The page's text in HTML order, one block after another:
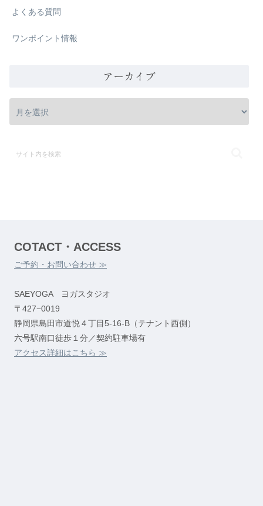
よくある質問
ワンポイント情報
アーカイブ
COTACT・ACCESS
ご予約・お問い合わせ ≫
SAEYOGA ヨガスタジオ
〒427−0019
静岡県島田市道悦４丁目5-16-B（テナント西側）
六号駅南口徒歩１分／契約駐車場有
アクセス詳細はこちら ≫